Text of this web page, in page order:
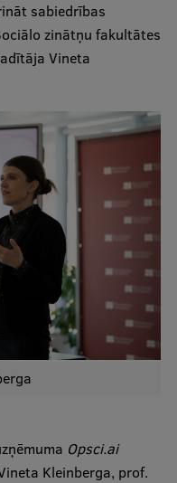
sabiedrības
zinātņu fakultātes
Vineta
Opsci.ai
Kleinberga, prof.